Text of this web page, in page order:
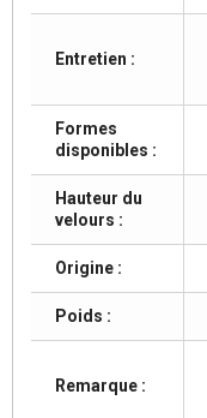
Entretien :
Formes
disponibles :
Hauteur du
velours :
Origine :
Poids :
Remarque :